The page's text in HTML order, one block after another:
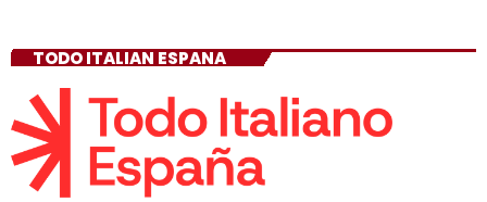
TODO ITALIAN ESPANA